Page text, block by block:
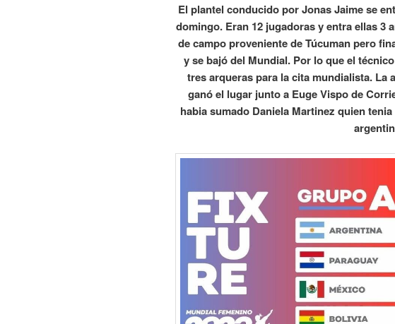
El plantel conducido por Jonas Jaime se
domingo. Eran 12 jugadoras y entra ellas 3
de campo proveniente de Túcuman pero
y se bajó del Mundial. Por lo que el
tres arqueras para la cita mundialista. La
ganó el lugar junto a Euge Vispo de
habia sumado Daniela Martinez quien